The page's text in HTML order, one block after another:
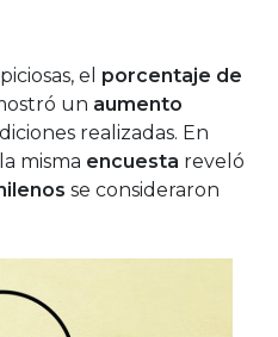
el porcentaje de
un aumento
realizadas. En
misma encuesta reveló
se consideraron